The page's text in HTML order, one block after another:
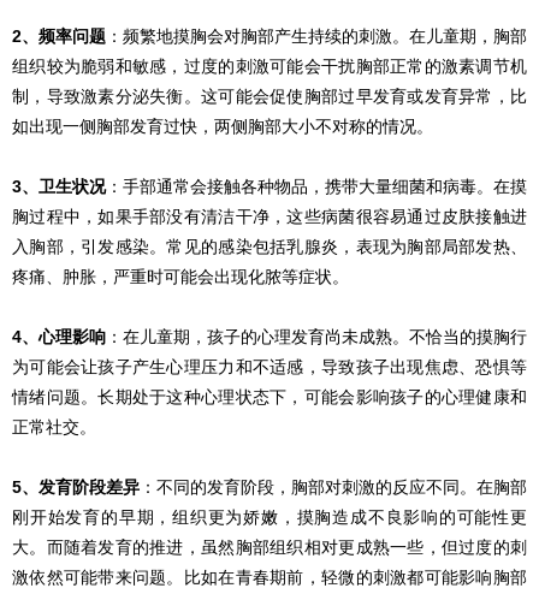
2、频率问题 ：频繁地摸胸会对胸部产生持续的刺激。在儿童期，胸部
组织较为脆弱和敏感，过度的刺激可能会干扰胸部正常的激素调节机
制，导致激素分泌失衡。这可能会促使胸部过早发育或发育异常，比
如出现一侧胸部发育过快，两侧胸部大小不对称的情况。
3、卫生状况：手部通常会接触各种物品，携带大量细菌和病毒。在摸
胸过程中，如果手部没有清洁干净，这些病菌很容易通过皮肤接触进
入胸部，引发感染。常见的感染包括乳腺炎，表现为胸部局部发热、
疼痛、肿胀，严重时可能会出现化脓等症状。
4、心理影响 ：在儿童期，孩子的心理发育尚未成熟。不恰当的摸胸行
为可能会让孩子产生心理压力和不适感，导致孩子出现焦虑、恐惧等
情绪问题。长期处于这种心理状态下，可能会影响孩子的心理健康和
正常社交。
5、发育阶段差异 ：不同的发育阶段，胸部对刺激的反应不同。在胸部
刚开始发育的早期，组织更为娇嫩，摸胸造成不良影响的可能性更
大。而随着发育的推进，虽然胸部组织相对更成熟一些，但过度的刺
激依然可能带来问题。比如在青春期前，轻微的刺激都可能影响胸部